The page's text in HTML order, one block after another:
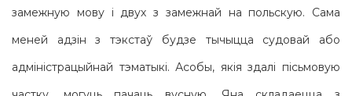
замежную мову і двух з замежнай на польскую. Сама
меней адзін з тэкстаў будзе тычыцца судовай або
адміністрацыйнай тэматыкі. Асобы, якія здалі пісьмовую